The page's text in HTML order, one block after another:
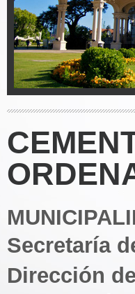
Secretaría
Dirección